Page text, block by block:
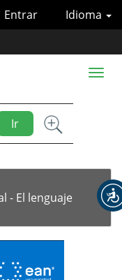
Idioma
Entrar
Ir
Toggle
- El lenguaje